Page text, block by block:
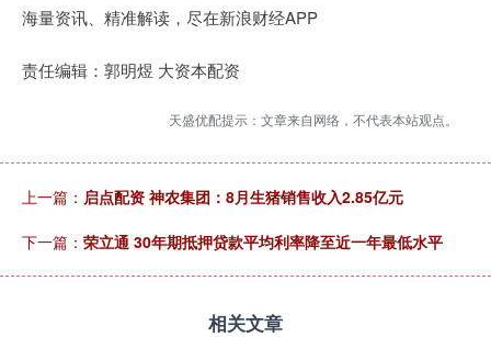
海量资讯、精准解读，尽在新浪财经APP
责任编辑：郭明煜 大资本配资
天盛优配提示：文章来自网络，不代表本站观点。
上一篇： 启点配资 神农集团：8月生猪销售收入2.85亿元
下一篇： 荣立通 30年期抵押贷款平均利率降至近一年最低水平
相关文章